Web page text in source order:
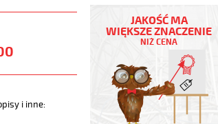
i inne:
PURÖ-
Kabel
elastyczny
300/500V
szary,izol.pur
JAKOŚĆ MA
WIĘKSZE ZNACZENIE
NIŻ CENA